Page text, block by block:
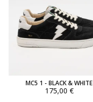
MC5 1 - BLACK & WHITE
175,00 €